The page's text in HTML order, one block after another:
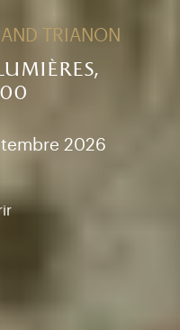
TRIANON
2026